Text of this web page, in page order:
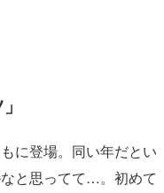
に登場。同い年だとい
と思ってて…。初めて